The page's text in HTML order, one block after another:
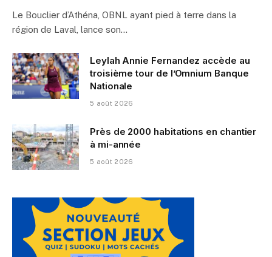
Le Bouclier d’Athéna, OBNL ayant pied à terre dans la
région de Laval, lance son…
Leylah Annie Fernandez accède au
troisième tour de l’Omnium Banque
Nationale
5 août 2026
Près de 2000 habitations en chantier
à mi-année
5 août 2026